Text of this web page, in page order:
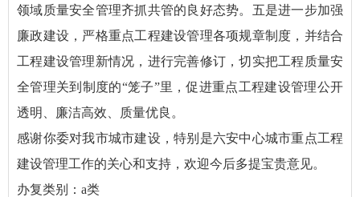
领域质量安全管理齐抓共管的良好态势。五是进一步加强
廉政建设，严格重点工程建设管理各项规章制度，并结合
工程建设管理新情况，进行完善修订，切实把工程质量安
全管理关到制度的“笼子”里，促进重点工程建设管理公开
透明、廉洁高效、质量优良。
感谢你委对我市城市建设，特别是六安中心城市重点工程
建设管理工作的关心和支持，欢迎今后多提宝贵意见。
办复类别：a类